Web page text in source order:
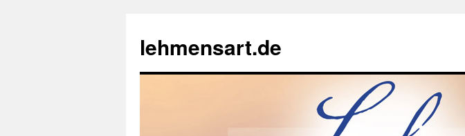
springen
lehmensart.de